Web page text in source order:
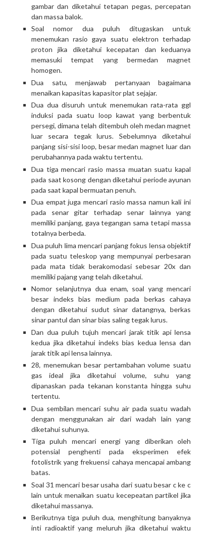
gambar dan diketahui tetapan pegas, percepatan
dan massa balok.
Soal nomor dua puluh ditugaskan untuk
menemukan rasio gaya suatu elektron terhadap
proton jika diketahui kecepatan dan keduanya
memasuki tempat yang bermedan magnet
homogen.
Dua satu, menjawab pertanyaan bagaimana
menaikan kapasitas kapasitor plat sejajar.
Dua dua disuruh untuk menemukan rata-rata ggl
induksi pada suatu loop kawat yang berbentuk
persegi, dimana telah ditembuh oleh medan magnet
luar secara tegak lurus. Sebelumnya diketahui
panjang sisi-sisi loop, besar medan magnet luar dan
perubahannya pada waktu tertentu.
Dua tiga mencari rasio massa muatan suatu kapal
pada saat kosong dengan diketahui periode ayunan
pada saat kapal bermuatan penuh.
Dua empat juga mencari rasio massa namun kali ini
pada senar gitar terhadap senar lainnya yang
memiliki panjang, gaya tegangan sama tetapi massa
totalnya berbeda.
Dua puluh lima mencari panjang fokus lensa objektif
pada suatu teleskop yang mempunyai perbesaran
pada mata tidak berakomodasi sebesar 20x dan
memiliki pajang yang telah diketahui.
Nomor selanjutnya dua enam, soal yang mencari
besar indeks bias medium pada berkas cahaya
dengan diketahui sudut sinar datangnya, berkas
sinar pantul dan sinar bias saling tegak lurus.
Dan dua puluh tujuh mencari jarak titik api lensa
kedua jika diketahui indeks bias kedua lensa dan
jarak titik api lensa lainnya.
28, menemukan besar pertambahan volume suatu
gas ideal jika diketahui volume, suhu yang
dipanaskan pada tekanan konstanta hingga suhu
tertentu.
Dua sembilan mencari suhu air pada suatu wadah
dengan menggunakan air dari wadah lain yang
diketahui suhunya.
Tiga puluh mencari energi yang diberikan oleh
potensial penghenti pada eksperimen efek
fotolistrik yang frekuensi cahaya mencapai ambang
batas.
Soal 31 mencari besar usaha dari suatu besar c ke c
lain untuk menaikan suatu kecepeatan partikel jika
diketahui massanya.
Berikutnya tiga puluh dua, menghitung banyaknya
inti radioaktif yang meluruh jika diketahui waktu